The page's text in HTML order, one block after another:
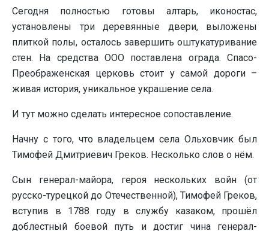
Сегодня полностью готовы алтарь, иконостас,
установлены три деревянные двери, выложены
плиткой полы, осталось завершить оштукатуривание
стен. На средства ООО поставлена ограда. Спасо-
Преображенская церковь стоит у самой дороги –
живая история, уникальное украшение села.
И тут можно сделать интересное сопоставление.
Начну с того, что владельцем села Ольховчик был
Тимофей Дмитриевич Греков. Несколько слов о нём.
Сын генерал-майора, героя нескольких войн (от
русско-турецкой до Отечественной), Тимофей Греков,
вступив в 1788 году в службу казаком, прошёл
доблестный боевой путь и достиг чина генерал-